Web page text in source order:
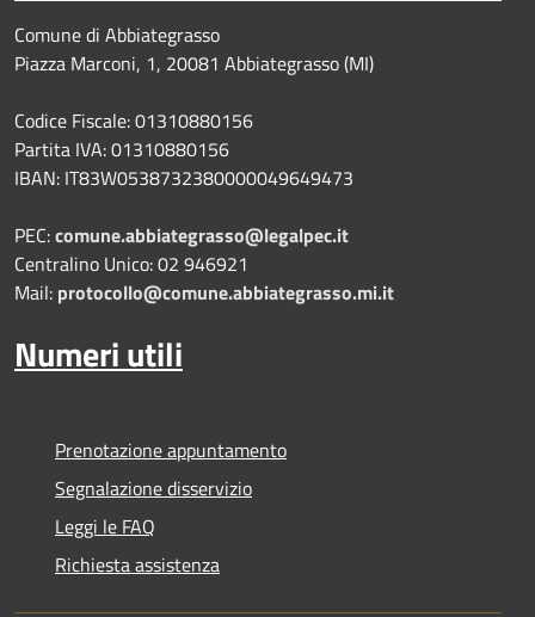
Comune di Abbiategrasso
Piazza Marconi, 1, 20081 Abbiategrasso (MI)
Codice Fiscale: 01310880156
Partita IVA: 01310880156
IBAN: IT83W0538732380000049649473
PEC:comune.abbiategrasso@legalpec.it
Centralino Unico: 02 946921
Mail: protocollo@comune.abbiategrasso.mi.it
Numeri utili
Prenotazione appuntamento
Segnalazione disservizio
Leggi le FAQ
Richiesta assistenza